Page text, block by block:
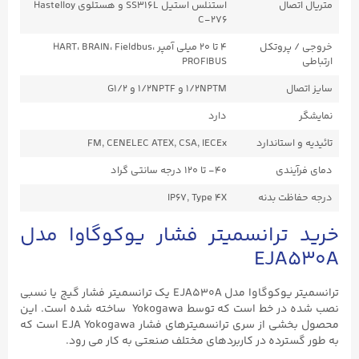
متریال اتصال
استنلس استیل SS316L و هستلوی Hastelloy
C-۲۷۶
خروجی / پروتکل
ارتباطی
۴ تا ۲۰ میلی آمپر HART، BRAIN، Fieldbus،
PROFIBUS
سایز اتصال
۱/2NPTM و ۱/2NPTF و G1/۲
نمایشگر
دارد
تائیدیه و استاندارد
FM, CENELEC ATEX, CSA, IECEx
دمای فرآیندی
۴۰- تا ۱۲۰ درجه سانتی گراد
درجه حفاظت بدنه
IP67, Type 4X
خرید ترانسمیتر فشار یوکوگاوا مدل
EJA530A
ترانسمیتر یوکوگاوا مدل EJA530A یک ترانسمیتر فشار گیج یا نسبی
نصب شده در خط است که توسط Yokogawa ساخته شده است. این
محصول بخشی از سری ترانسمیترهای فشار EJA Yokogawa است که
به طور گسترده در کاربردهای مختلف صنعتی به کار می رود.